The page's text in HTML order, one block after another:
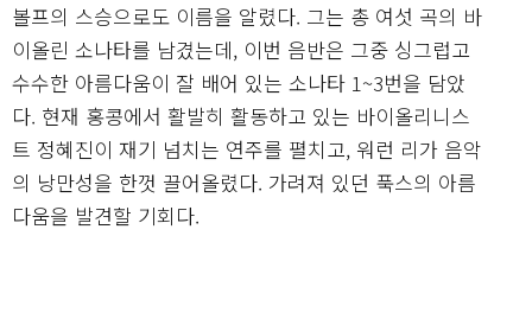
볼프의 스승으로도 이름을 알렸다. 그는 총 여섯 곡의 바
이올린 소나타를 남겼는데, 이번 음반은 그중 싱그럽고
수수한 아름다움이 잘 배어 있는 소나타 1~3번을 담았
다. 현재 홍콩에서 활발히 활동하고 있는 바이올리니스
트 정혜진이 재기 넘치는 연주를 펼치고, 워런 리가 음악
의 낭만성을 한껏 끌어올렸다. 가려져 있던 푹스의 아름
다움을 발견할 기회다.